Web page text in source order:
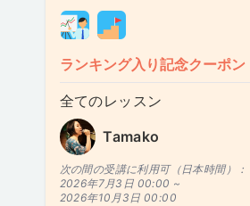
ランキング入り記念クーポン
全てのレッスン
Tamako
次の間の受講に利用可（日本時間）：
2026年7月3日 00:00 ~
2026年10月3日 00:00